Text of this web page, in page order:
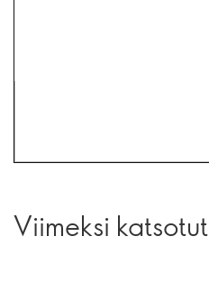
Viimeksi katsotut